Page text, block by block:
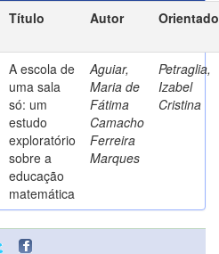
Título Autor
A escola de
uma sala
só: um
estudo
exploratório
sobre a
educação
matemática
Aguiar,
Maria de
Fátima
Camacho
Ferreira
Marques
Petraglia,
Izabel
Cristina